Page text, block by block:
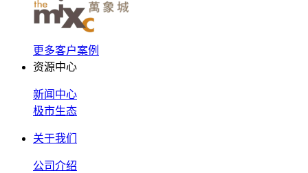
更多客户案例
资源中心
新闻中心
极市生态
关于我们
公司介绍